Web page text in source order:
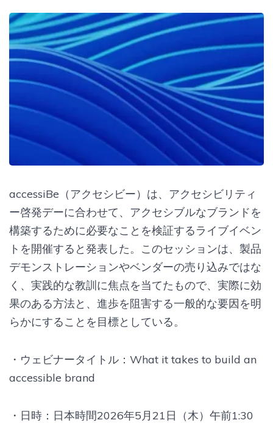
accessiBe（アクセシビー）は、アクセシビリティ
ー啓発デーに合わせて、アクセシブルなブランドを
構築するために必要なことを検証するライブイベン
トを開催すると発表した。このセッションは、製品
デモンストレーションやベンダーの売り込みではな
く、実践的な教訓に焦点を当てたもので、実際に効
果のある方法と、進歩を阻害する一般的な要因を明
らかにすることを目標としている。
・ウェビナータイトル：What it takes to build an
accessible brand
・日時：日本時間2026年5月21日（木）午前1:30